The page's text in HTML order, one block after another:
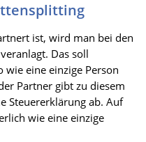
ist, wird man bei den
Das soll
wie eine einzige Person
Partner gibt zu diesem
Steuererklärung ab. Auf
wie eine einzige